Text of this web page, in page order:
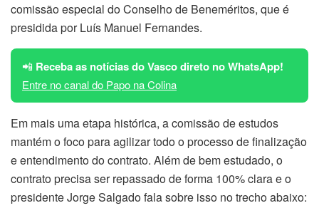
comissão especial do Conselho de Beneméritos, que é
presidida por Luís Manuel Fernandes.
📲 Receba as notícias do Vasco direto no WhatsApp!
Entre no canal do Papo na Colina
Em mais uma etapa histórica, a comissão de estudos
mantém o foco para agilizar todo o processo de finalização
e entendimento do contrato. Além de bem estudado, o
contrato precisa ser repassado de forma 100% clara e o
presidente Jorge Salgado fala sobre isso no trecho abaixo: